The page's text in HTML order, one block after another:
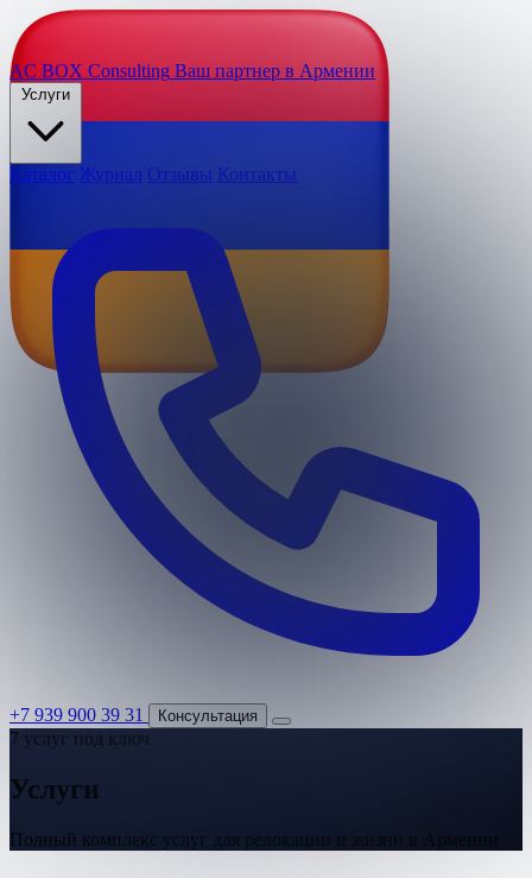
AC BOX Consulting Ваш партнер в Армении
Услуги
Каталог Журнал Отзывы Контакты
+7 939 900 39 31 Консультация
7 услуг под ключ
Услуги
Полный комплекс услуг для релокации и жизни в Армении